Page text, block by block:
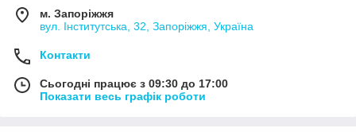
ваш привід на зручне місце для встановлення жорсткого
диску або SSD. Цей адаптер дає змогу використовувати
комп'ютері. Він забезпечує просте і надійне під'єднання
диска і дає змогу вам розширити місткість вашої системи без
необхідності додаткових корпусів або пристроїв.
У нашому магазині ми пропонуємо тільки якісні товари, які
м. Запоріжжя
вул. Інститутська, 32, Запоріжжя, Україна
Контакти
Сьогодні працює з 09:30 до 17:00
Показати весь графік роботи